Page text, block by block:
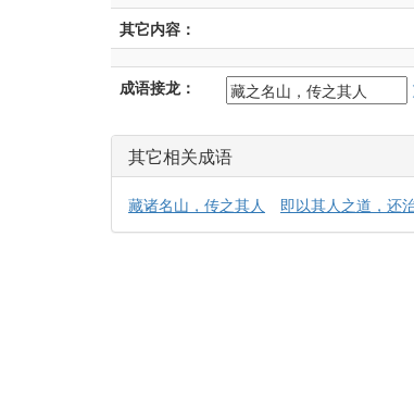
其它内容：
成语接龙：
其它相关成语
藏诸名山，传之其人 即以其人之道，还